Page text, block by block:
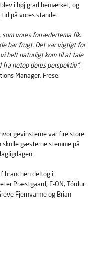
i høj grad bemærket, og
på vores stande.
som vores forrædertema fik.
bar frugt. Det var vigtigt for
helt naturligt kom til at tale
netop deres perspektiv.”,
Manager, Frese.
gevinsterne var fire store
skulle gæsterne stemme på
branchen deltog i
Præstgaard, E-ON, Tórdur
Fjernvarme og Brian